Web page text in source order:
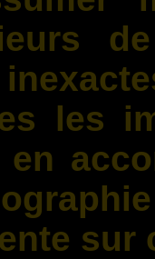
les
en
sur